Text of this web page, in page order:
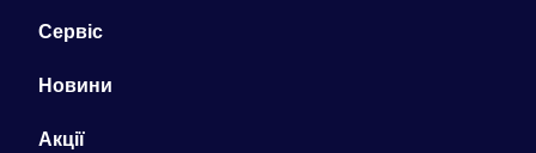
Сервіс
Новини
Акції